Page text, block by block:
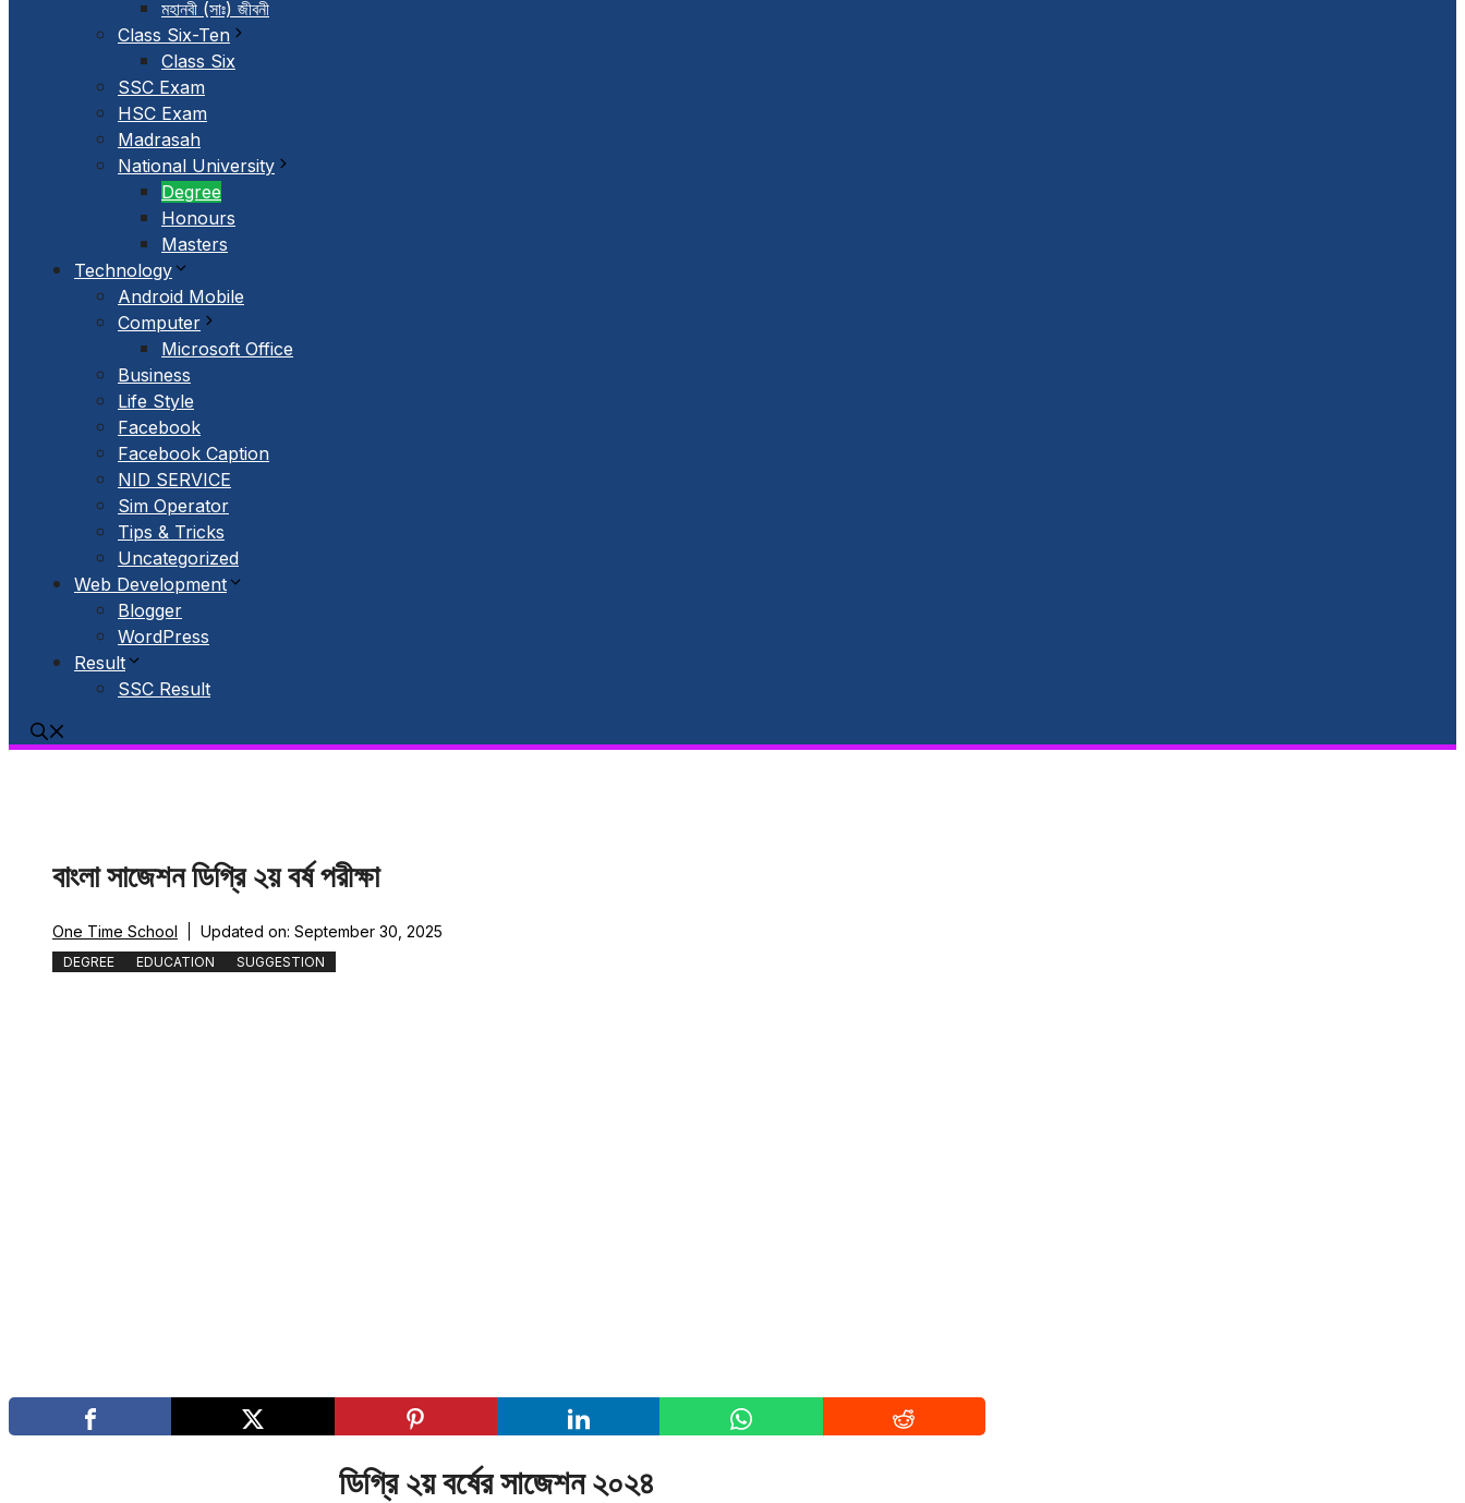
মহানবী (সাঃ) জীবনী
Class Six-Ten
Class Six
SSC Exam
HSC Exam
Madrasah
National University
Degree
Honours
Masters
Technology
Android Mobile
Computer
Microsoft Office
Business
Life Style
Facebook
Facebook Caption
NID SERVICE
Sim Operator
Tips & Tricks
Uncategorized
Web Development
Blogger
WordPress
Result
SSC Result
বাংলা সাজেশন ডিগ্রি ২য় বর্ষ পরীক্ষা
One Time School Updated on: September 30, 2025
DEGREE EDUCATION SUGGESTION
ডিগ্রি ২য় বর্ষের সাজেশন ২০২৪